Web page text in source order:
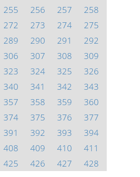
255 256 257
258
272 273 274
275
289 290 291
292
306 307 308
309
323 324 325
326
340 341 342
343
357 358 359
360
374 375 376
377
391 392 393
394
408 409 410
411
425 426 427
428